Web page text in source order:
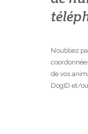
N’oubliez
de vos
DogID et/